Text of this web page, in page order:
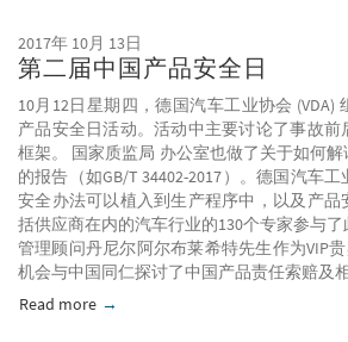
2017年 10月 13日
第二届中国产品安全日
10月12日星期四，德国汽车工业协会 (VDA)
产品安全日活动。活动中主要讨论了事故
框架。 国家质监局 办公室也做了关于如何
的报告（如GB/T 34402-2017）。德国汽车
安全办法可以植入到生产程序中，以及产
括供应商在内的汽车行业的130个专家参与
管理顾问丹尼尔阿尔布莱希特先生作为VIP
机会与中国同仁探讨了中国产品责任索赔及相
Read more about 第二届中国产品安全日